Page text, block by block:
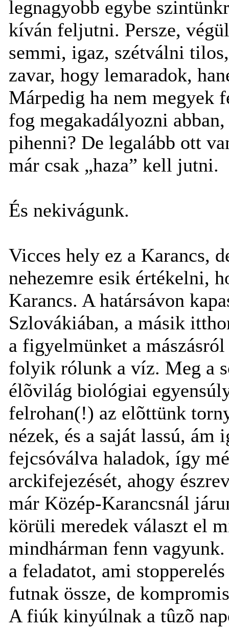
legnagyobb egybe
kíván feljutni. Persze,
semmi, igaz, szétválni
zavar, hogy lemaradok,
Márpedig ha nem megyek
fog megakadályozni
pihenni? De legalább ott
már csak „haza” kell jutni.
És nekivágunk.
Vicces hely ez a Karancs,
nehezemre esik értékelni,
Karancs. A határsávon
Szlovákiában, a másik
a figyelmünket a
folyik rólunk a víz. Meg a
élõvilág biológiai
felrohan(!) az elõttünk
nézek, és a saját lassú,
fejcsóválva haladok, így
arckifejezését, ahogy
már Közép-Karancsnál
körüli meredek választ el
mindhárman fenn
a feladatot, ami
futnak össze, de
A fiúk kinyúlnak a tûzõ